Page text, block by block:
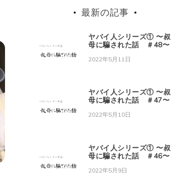
最新の記事
ヤバイ人シリーズ① 〜叔
母に騙された話 ＃48〜
2022年5月11日
ヤバイ人シリーズ① 〜叔
母に騙された話 ＃47〜
2022年5月10日
ヤバイ人シリーズ① 〜叔
母に騙された話 ＃46〜
2022年5月9日